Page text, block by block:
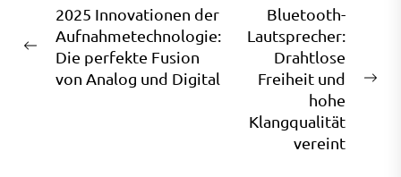
Beitragsnavigation
Previous
post:
2025 Innovationen der
Aufnahmetechnologie:
Die perfekte Fusion
von Analog und Digital
Bluetooth-
Lautsprecher:
Drahtlose
Freiheit und
hohe
Klangqualität
vereint